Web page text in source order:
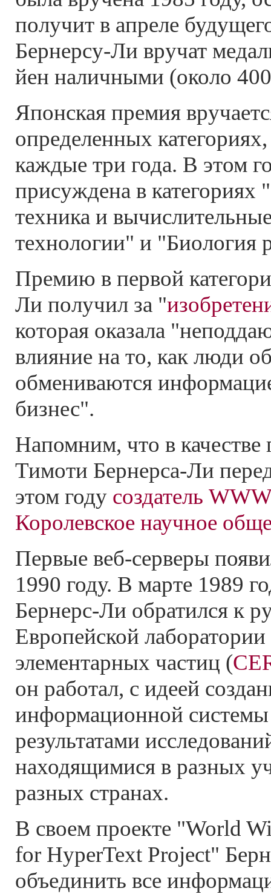
получит в апреле
Бернерсу-Ли вручат
йен наличными (около
Японская премия
определенных
каждые три года. В этом
присуждена в категориях
техника и
технологии" и "Биология
Премию в первой
Ли получил за "
которая оказала
влияние на то, как люди
обмениваются
бизнес".
Напомним, что в качестве
Тимоти Бернерса-Ли
этом году создатель
Королевское научное
Первые веб-серверы
1990 году. В марте 1989
Бернерс-Ли обратился к
Европейской
элементарных частиц (
он работал, с идеей
информационной
результатами
находящимися в разных
разных странах.
В своем проекте "World
for HyperText Project"
объединить все